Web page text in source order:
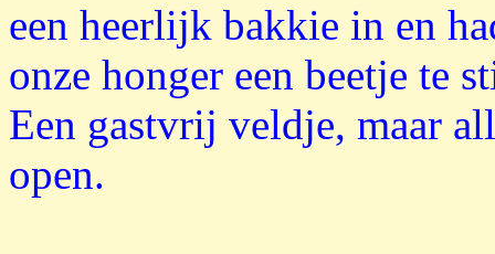
een heerlijk bakkie in en
onze honger een beetje te
Een gastvrij veldje, maar
open.